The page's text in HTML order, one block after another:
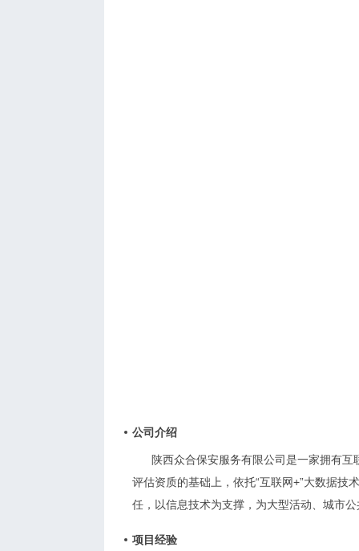
公司介绍
陕西众合保安服务有限公司是一家拥有
评估资质的基础上，依托“互联网+”大数据技
任，以信息技术为支撑，为大型活动、城市
项目经验